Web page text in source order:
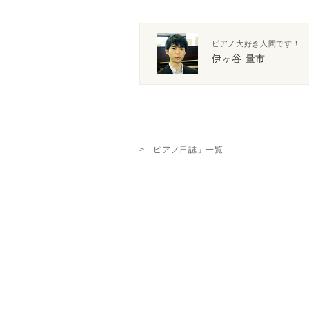
ピアノ大好き人間です！
伊ヶ谷 量市
>「ピアノ日誌」一覧